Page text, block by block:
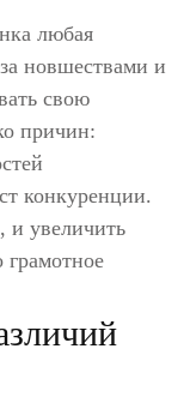
любая
новшествами и
свою
причин:
конкуренции.
и увеличить